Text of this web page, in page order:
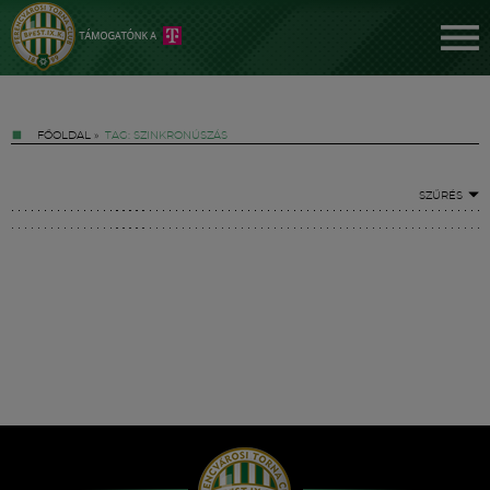
FŐOLDAL » TAG: SZINKRONÚSZÁS
SZŰRÉS
Hírek